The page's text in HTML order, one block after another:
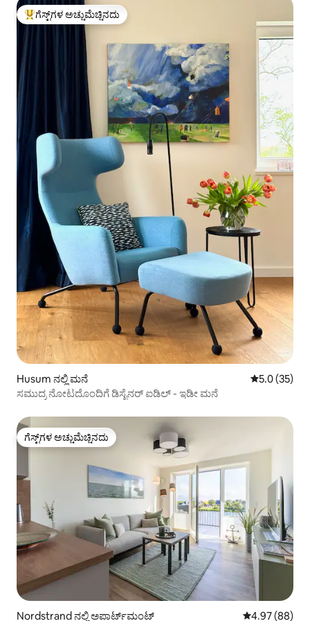
ಗೆಸ್ಟ್‌ಗಳಿಗೆ ಅತಿ ಹೆಚ್ಚು ಅಚ್ಚುಮೆಚ್ಚಿನದು
ಗೆಸ್ಟ್‌ಗಳ ಅಚ್ಚುಮೆಚ್ಚಿನದು
Husum ನಲ್ಲಿ ಮನೆ 5 ರಲ್ಲಿ 5.0
5.0 (35)
ಸಮುದ್ರ ನೋಟದೊಂದಿಗೆ ಡಿಸೈನರ್ ಐಡಿಲ್ - ಇಡೀ ಮನೆ
ಗೆಸ್ಟ್‌ಗಳ ಅಚ್ಚುಮೆಚ್ಚಿನದು
ಗೆಸ್ಟ್‌ಗಳ ಅಚ್ಚುಮೆಚ್ಚಿನದು
Nordstrand ನಲ್ಲಿ ಅಪಾರ್ಟ್‌ಮಂಟ್ 5 ರಲ್ಲಿ 4.97
4.97 (88)